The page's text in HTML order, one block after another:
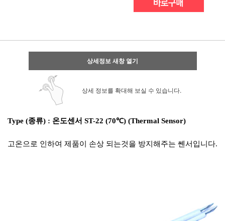
상세정보 새창 열기
상세 정보를 확대해 보실 수 있습니다.
Type (종류) : 온도센서 ST-22 (70℃) (Thermal Sensor)
고온으로 인하여 제품이 손상 되는것을 방지해주는 쎈서입니다.